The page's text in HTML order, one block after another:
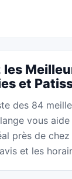
les
et
des 84
vous
près de chez
et les